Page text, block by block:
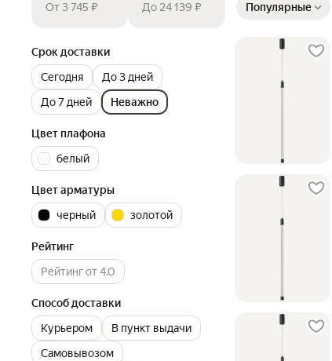
От 3 745 ₽ До 24 139 ₽
Срок доставки
Сегодня
До 3 дней
До 7 дней
Неважно
Цвет плафона
белый
Цвет арматуры
черный
золотой
Рейтинг
Рейтинг от 4.0
Способ доставки
Курьером
В пункт выдачи
Самовывозом
Популярные